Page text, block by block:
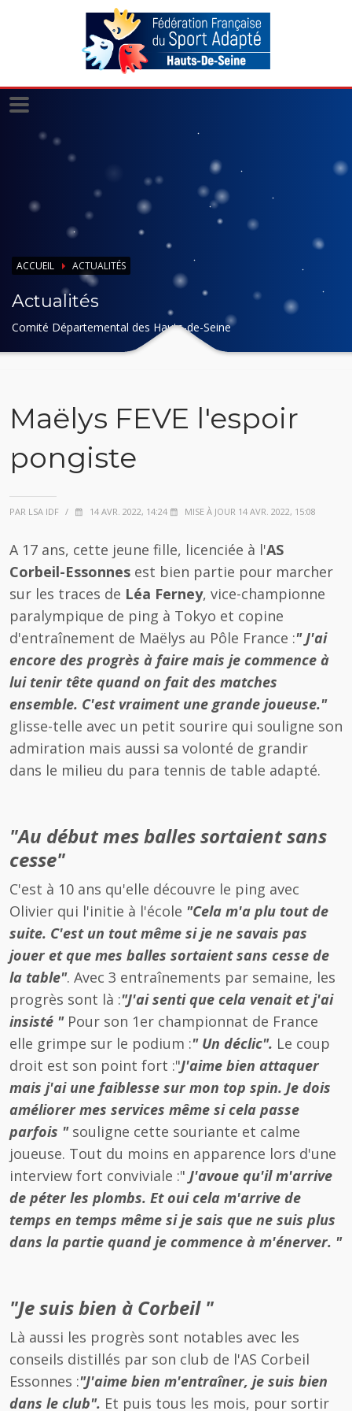
ACCUEIL ACTUALITÉS
Actualités
Comité Départemental des Hauts-de-Seine
Maëlys FEVE l'espoir
pongiste
PAR LSA IDF / 14 AVR. 2022, 14:24 MISE À JOUR 14 AVR. 2022, 15:08
A 17 ans, cette jeune fille, licenciée à l'AS
Corbeil-Essonnes est bien partie pour marcher
sur les traces de Léa Ferney, vice-championne
paralympique de ping à Tokyo et copine
d'entraînement de Maëlys au Pôle France :" J'ai
encore des progrès à faire mais je commence à
lui tenir tête quand on fait des matches
ensemble. C'est vraiment une grande joueuse."
glisse-telle avec un petit sourire qui souligne son
admiration mais aussi sa volonté de grandir
dans le milieu du para tennis de table adapté.
"Au début mes balles sortaient sans
cesse"
C'est à 10 ans qu'elle découvre le ping avec
Olivier qui l'initie à l'école "Cela m'a plu tout de
suite. C'est un tout même si je ne savais pas
jouer et que mes balles sortaient sans cesse de
la table". Avec 3 entraînements par semaine, les
progrès sont là :"J'ai senti que cela venait et j'ai
insisté "Pour son 1er championnat de France
elle grimpe sur le podium :" Un déclic". Le coup
droit est son point fort :"J'aime bien attaquer
mais j'ai une faiblesse sur mon top spin. Je dois
améliorer mes services même si cela passe
parfois "souligne cette souriante et calme
joueuse. Tout du moins en apparence lors d'une
interview fort conviviale :" J'avoue qu'il m'arrive
de péter les plombs. Et oui cela m'arrive de
temps en temps même si je sais que ne suis plus
dans la partie quand je commence à m'énerver. "
"Je suis bien à Corbeil "
Là aussi les progrès sont notables avec les
conseils distillés par son club de l'AS Corbeil
Essonnes :"J'aime bien m'entraîner, je suis bien
dans le club". Et puis tous les mois, pour sortir
Panneau de gestion des cookies